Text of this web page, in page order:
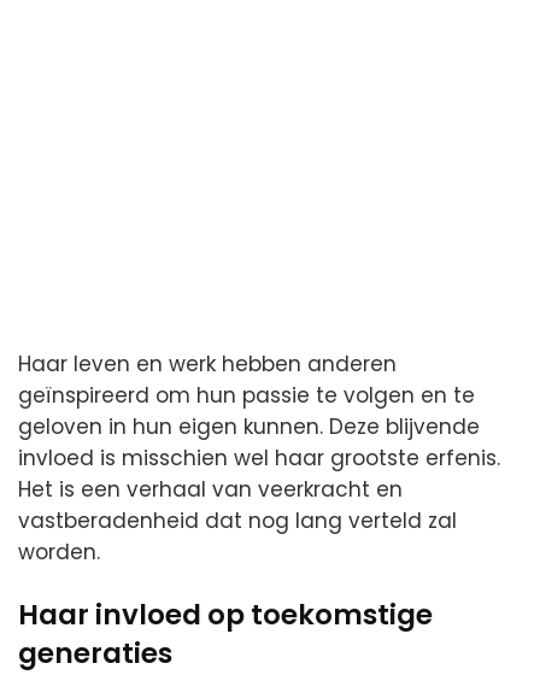
Haar leven en werk hebben anderen
geïnspireerd om hun passie te volgen en te
geloven in hun eigen kunnen. Deze blijvende
invloed is misschien wel haar grootste erfenis.
Het is een verhaal van veerkracht en
vastberadenheid dat nog lang verteld zal
worden.
Haar invloed op toekomstige
generaties